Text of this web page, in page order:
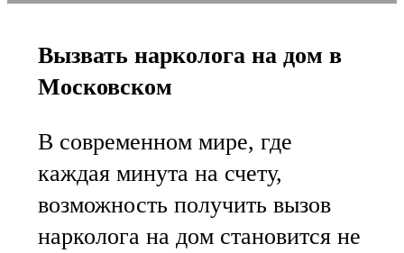
Вызвать нарколога на дом в
Московском
В современном мире, где
каждая минута на счету,
возможность получить вызов
нарколога на дом становится не